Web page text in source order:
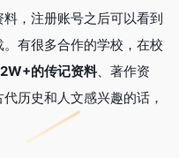
，注册账号之后可以看到
有很多合作的学校，在校
的传记资料、著作资
历史和人文感兴趣的话，